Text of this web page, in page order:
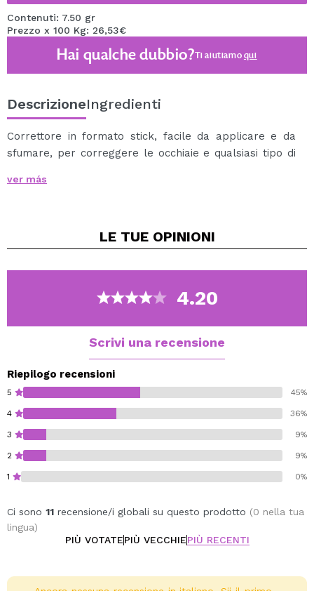
Contenuti: 7.50 gr
Prezzo x 100 Kg: 26,53€
Hai qualche dubbio?Ti aiutiamoqui
DescrizioneIngredienti
Correttore in formato stick, facile da applicare e da
sfumare, per correggere le occhiaie e qualsiasi tipo di
Include una spugnetta per sfumare.
ver más
LE TUE OPINIONI
4.20
Scrivi una recensione
Riepilogo recensioni
5 45%
4 36%
3 9%
2 9%
1 0%
Ci sono 11 recensione/i globali su questo prodotto (0 nella tua
lingua)
PIÙ VOTATEPIÙ VECCHIEPIÙ RECENTI